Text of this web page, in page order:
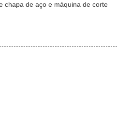
chapa de aço e máquina de corte